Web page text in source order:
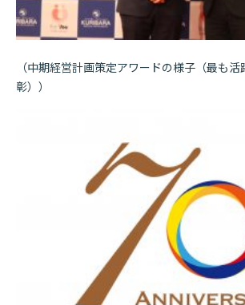
（中期経営計画策定アワードの様子（最も
彰））